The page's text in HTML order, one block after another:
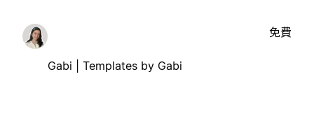
Gabi | Templates by Gabi
免費